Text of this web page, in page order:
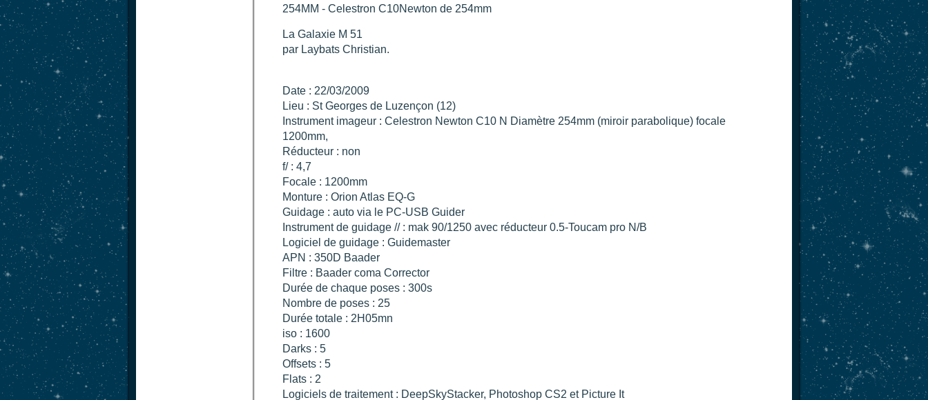
254MM - Celestron C10Newton de 254mm
La Galaxie M 51
par Laybats Christian.
Date : 22/03/2009
Lieu : St Georges de Luzençon (12)
Instrument imageur : Celestron Newton C10 N Diamètre 254mm (miroir parabolique) focale
1200mm,
Réducteur : non
f/ : 4,7
Focale : 1200mm
Monture : Orion Atlas EQ-G
Guidage : auto via le PC-USB Guider
Instrument de guidage // : mak 90/1250 avec réducteur 0.5-Toucam pro N/B
Logiciel de guidage : Guidemaster
APN : 350D Baader
Filtre : Baader coma Corrector
Durée de chaque poses : 300s
Nombre de poses : 25
Durée totale : 2H05mn
iso : 1600
Darks : 5
Offsets : 5
Flats : 2
Logiciels de traitement : DeepSkyStacker, Photoshop CS2 et Picture It